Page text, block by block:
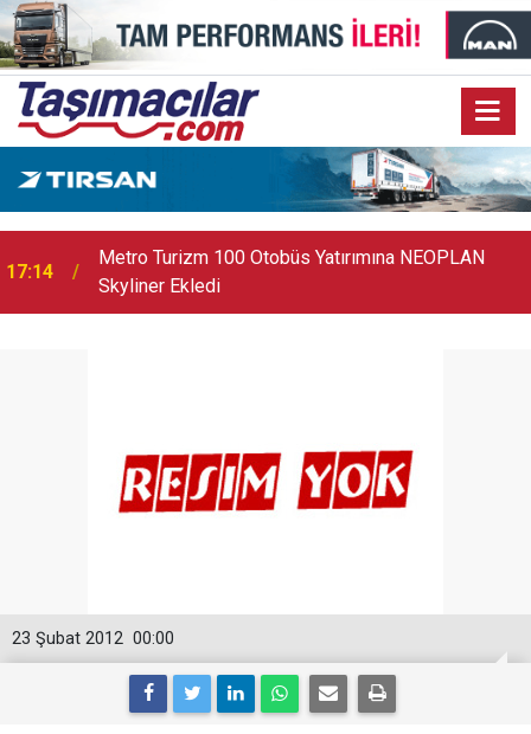
17:03 Toyota Otomotiv Sanayi Türkiye Üretime Ara Veriyor
00:00
23 Şubat 2012